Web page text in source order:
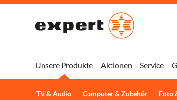
Unsere Produkte
TV & Audio Computer & Zubehör Foto
Aktionen Service